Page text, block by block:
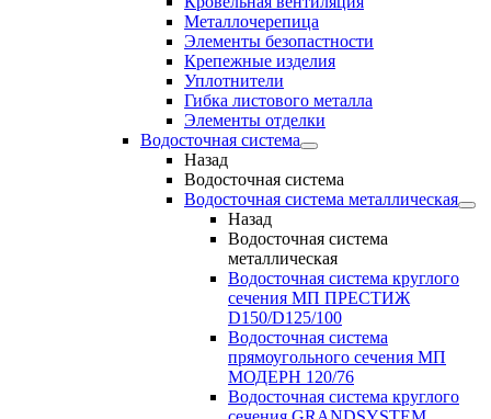
Металлочерепица
Элементы безопастности
Крепежные изделия
Уплотнители
Гибка листового металла
Элементы отделки
Водосточная система
Назад
Водосточная система
Водосточная система металлическая
Назад
Водосточная система
металлическая
Водосточная система круглого
сечения МП ПРЕСТИЖ
D150/D125/100
Водосточная система
прямоугольного сечения МП
МОДЕРН 120/76
Водосточная система круглого